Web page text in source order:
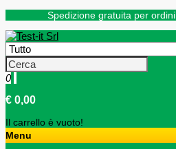
Spedizione gratuita per ordini
0
€ 0,00
Il carrello è vuoto!
Menu